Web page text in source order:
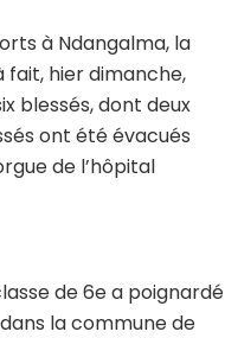
à Ndangalma, la
hier dimanche,
blessés, dont deux
ont été évacués
de l’hôpital
de 6e a poignardé
la commune de